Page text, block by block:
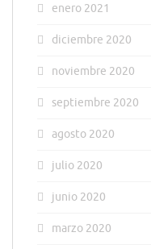
enero 2021
diciembre 2020
noviembre 2020
septiembre 2020
agosto 2020
julio 2020
junio 2020
marzo 2020